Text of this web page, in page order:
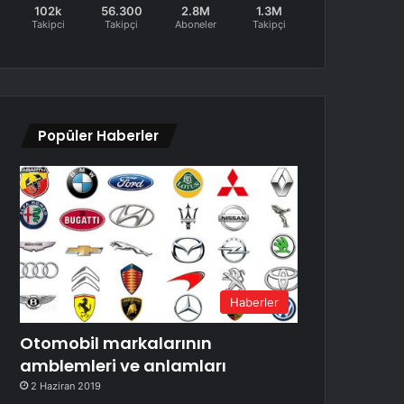
102k
Takipci
56.300
Takipçi
2.8M
Aboneler
1.3M
Takipçi
Popüler Haberler
Haberler
Otomobil markalarının
amblemleri ve anlamları
2 Haziran 2019